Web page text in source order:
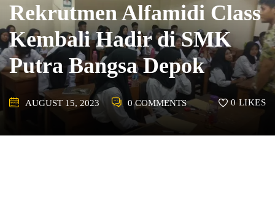
Rekrutmen Alfamidi Class
Kembali Hadir di SMK
Putra Bangsa Depok
AUGUST 15, 2023 0 COMMENTS 0 LIKES